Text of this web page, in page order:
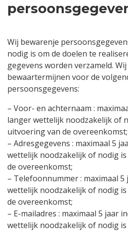
Wij bewarenje
nodig is om de doelen te
gegevens worden verzameld.
bewaartermijnen voor de
persoonsgegevens:
– Voor- en achternaam :
langer wettelijk noodzakelijk of
uitvoering van de overeenkomst;
– Adresgegevens : maximaal 5
wettelijk noodzakelijk of nodig
de overeenkomst;
– Telefoonnummer : maximaal
wettelijk noodzakelijk of nodig
de overeenkomst;
– E-mailadres : maximaal 5 jaar
wettelijk noodzakelijk of nodig